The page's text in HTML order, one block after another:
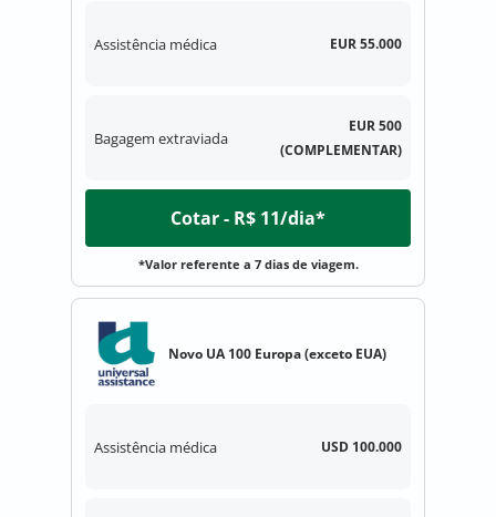
Assistência médica EUR 55.000
Bagagem extraviada
EUR 500
(COMPLEMENTAR)
Cotar - R$ 11/dia*
*Valor referente a 7 dias de viagem.
Novo UA 100 Europa (exceto EUA)
Assistência médica USD 100.000